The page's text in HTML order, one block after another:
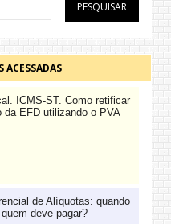
ACESSADAS
ICMS-ST. Como retificar
da EFD utilizando o PVA
de Alíquotas: quando
deve pagar?